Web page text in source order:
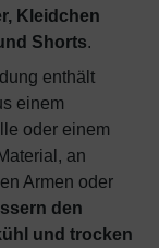
Kleidchen
Shorts.
enthält
einem
oder einem
an
Armen oder
den
und trocken